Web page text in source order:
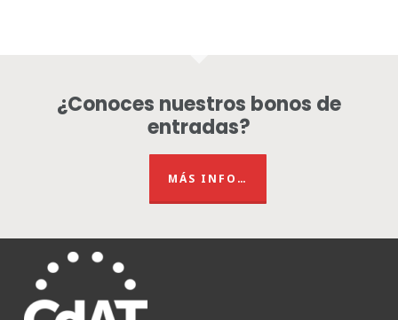
¿Conoces nuestros bonos de
entradas?
MÁS INFO…